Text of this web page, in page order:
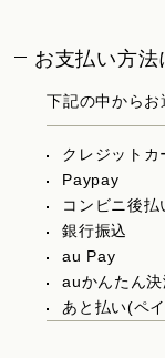
お支払い方法
下記の中からお
クレジットカ
Paypay
コンビニ後払
銀行振込
au Pay
auかんたん決
あと払い(ペ